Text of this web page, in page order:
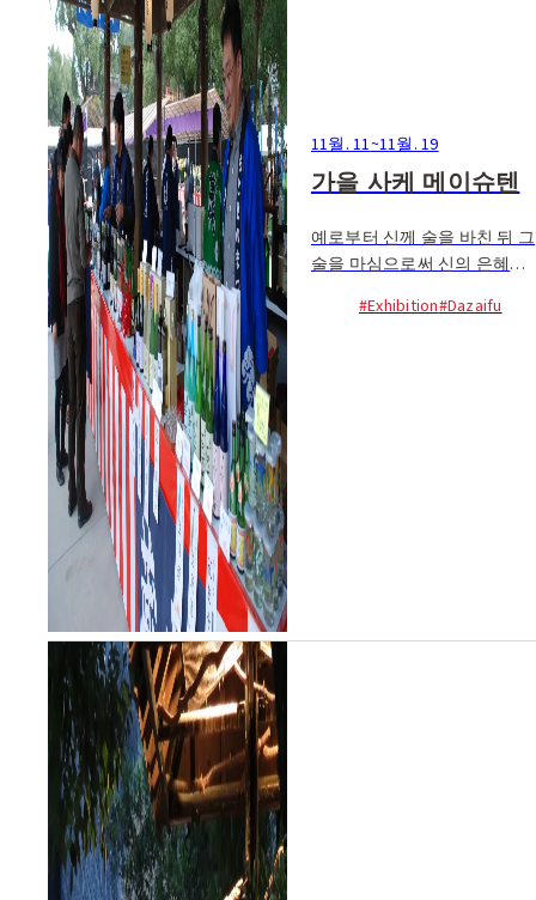
11월. 11~11월. 19
가을 사케 메이슈텐
예로부터 신께 술을 바친 뒤 그
술을 마심으로써 신의 은혜를
11월에 후쿠오카현 내의 주조
#Exhibition#Dazaifu